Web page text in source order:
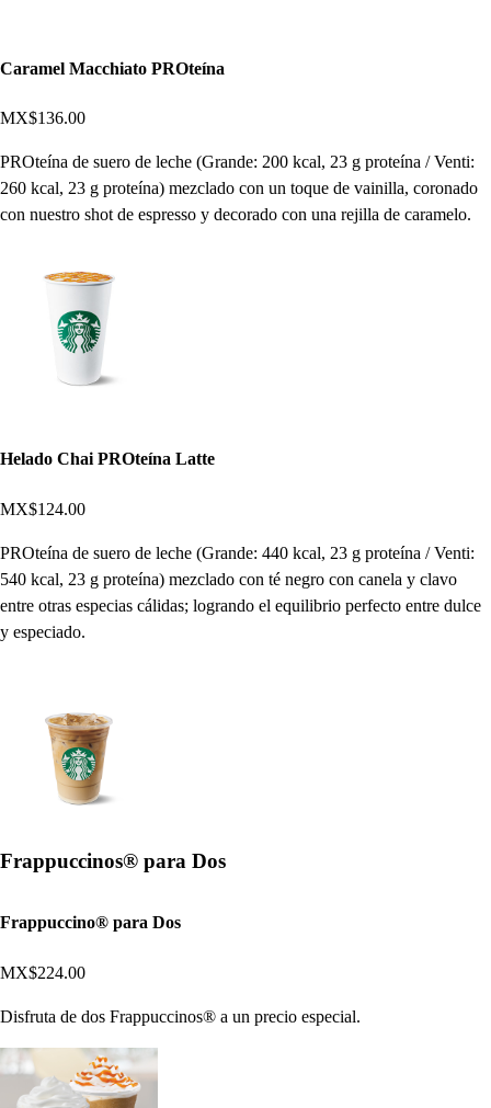
Caramel Macchiato PROteína
MX$136.00
PROteína de suero de leche (Grande: 200 kcal, 23 g proteína / Venti:
260 kcal, 23 g proteína) mezclado con un toque de vainilla, coronado
con nuestro shot de espresso y decorado con una rejilla de caramelo.
Helado Chai PROteína Latte
MX$124.00
PROteína de suero de leche (Grande: 440 kcal, 23 g proteína / Venti:
540 kcal, 23 g proteína) mezclado con té negro con canela y clavo
entre otras especias cálidas; logrando el equilibrio perfecto entre dulce
y especiado.
Frappuccinos® para Dos
Frappuccino® para Dos
MX$224.00
Disfruta de dos Frappuccinos® a un precio especial.